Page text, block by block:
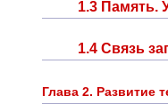
1.3 Память.
1.4 Связь
Глава 2. Развитие